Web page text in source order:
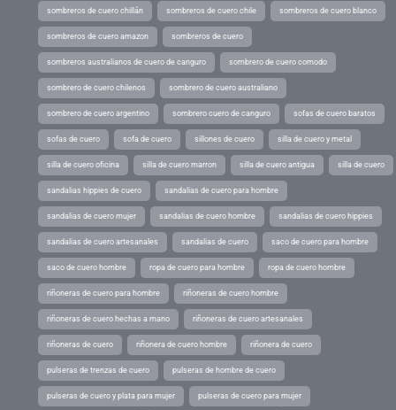
sombreros de cuero chillán sombreros de cuero chile sombreros de cuero blanco
sombreros de cuero amazon sombreros de cuero
sombreros australianos de cuero de canguro sombrero de cuero comodo
sombrero de cuero chilenos sombrero de cuero australiano
sombrero de cuero argentino sombrero cuero de canguro sofas de cuero baratos
sofas de cuero sofa de cuero sillones de cuero silla de cuero y metal
silla de cuero oficina silla de cuero marron silla de cuero antigua silla de cuero
sandalias hippies de cuero sandalias de cuero para hombre
sandalias de cuero mujer sandalias de cuero hombre sandalias de cuero hippies
sandalias de cuero artesanales sandalias de cuero saco de cuero para hombre
saco de cuero hombre ropa de cuero para hombre ropa de cuero hombre
riñoneras de cuero para hombre riñoneras de cuero hombre
riñoneras de cuero hechas a mano riñoneras de cuero artesanales
riñoneras de cuero riñonera de cuero hombre riñonera de cuero
pulseras de trenzas de cuero pulseras de hombre de cuero
pulseras de cuero y plata para mujer pulseras de cuero para mujer